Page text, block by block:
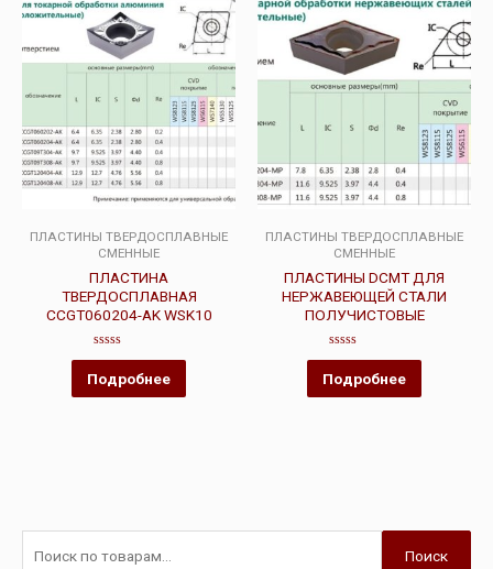
ПЛАСТИНЫ ТВЕРДОСПЛАВНЫЕ
СМЕННЫЕ
ПЛАСТИНА
ТВЕРДОСПЛАВНАЯ
CCGT060204-AK WSK10
Оценка
из
5
Подробнее
ПЛАСТИНЫ ТВЕРДОСПЛАВНЫЕ
СМЕННЫЕ
ПЛАСТИНЫ DCMT ДЛЯ
НЕРЖАВЕЮЩЕЙ СТАЛИ
ПОЛУЧИСТОВЫЕ
Оценка
из
5
Подробнее
Поиск